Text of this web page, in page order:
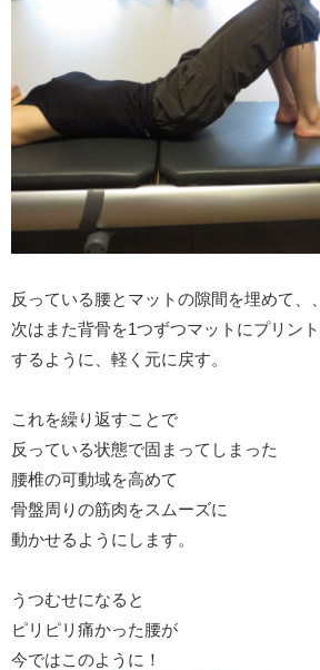
反っている腰とマットの隙間を埋めて、、
次はまた背骨を1つずつマットにプリント
するように、軽く元に戻す。
これを繰り返すことで
反っている状態で固まってしまった
腰椎の可動域を高めて
骨盤周りの筋肉をスムーズに
動かせるようにします。
うつむせになると
ピリピリ痛かった腰が
今ではこのように！